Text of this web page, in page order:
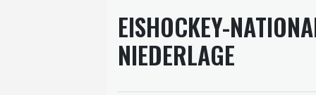
EISHOCKEY-
NIEDERLAGE